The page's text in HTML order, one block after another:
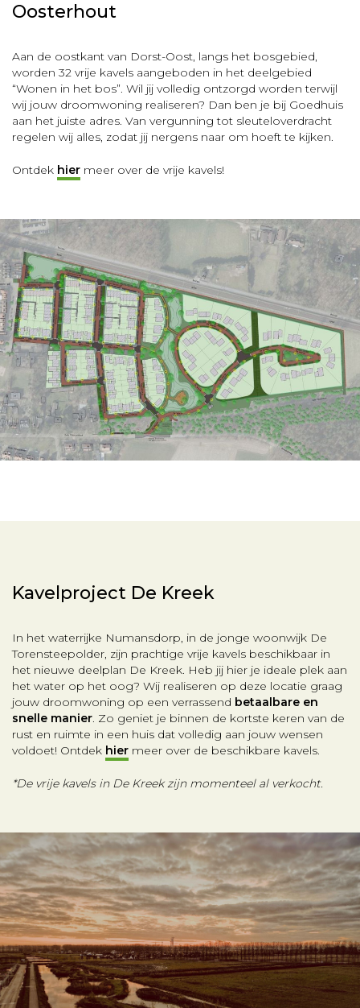
Oosterhout
Aan de oostkant van Dorst-Oost, langs het bosgebied,
worden 32 vrije kavels aangeboden in het deelgebied
“Wonen in het bos”. Wil jij volledig ontzorgd worden terwijl
wij jouw droomwoning realiseren? Dan ben je bij Goedhuis
aan het juiste adres. Van vergunning tot sleuteloverdracht
regelen wij alles, zodat jij nergens naar om hoeft te kijken.
Ontdek hier meer over de vrije kavels!
Kavelproject De Kreek
In het waterrijke Numansdorp, in de jonge woonwijk De
Torensteepolder, zijn prachtige vrije kavels beschikbaar in
het nieuwe deelplan De Kreek. Heb jij hier je ideale plek aan
het water op het oog? Wij realiseren op deze locatie graag
jouw droomwoning op een verrassend betaalbare en
snelle manier. Zo geniet je binnen de kortste keren van de
rust en ruimte in een huis dat volledig aan jouw wensen
voldoet! Ontdek hier meer over de beschikbare kavels.
*De vrije kavels in De Kreek zijn momenteel al verkocht.